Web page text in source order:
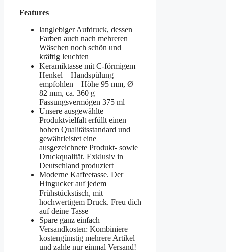
Features
langlebiger Aufdruck, dessen
Farben auch nach mehreren
Wäschen noch schön und
kräftig leuchten
Keramiktasse mit C-förmigem
Henkel – Handspülung
empfohlen – Höhe 95 mm, Ø
82 mm, ca. 360 g –
Fassungsvermögen 375 ml
Unsere ausgewählte
Produktvielfalt erfüllt einen
hohen Qualitätsstandard und
gewährleistet eine
ausgezeichnete Produkt- sowie
Druckqualität. Exklusiv in
Deutschland produziert
Moderne Kaffeetasse. Der
Hingucker auf jedem
Frühstückstisch, mit
hochwertigem Druck. Freu dich
auf deine Tasse
Spare ganz einfach
Versandkosten: Kombiniere
kostengünstig mehrere Artikel
und zahle nur einmal Versand!